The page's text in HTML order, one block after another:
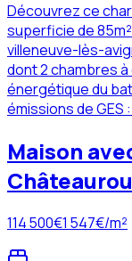
Découvrez ce
superficie de
villeneuve-lès-
dont 2 chambres
énergétique du
émissions de GES :
Maison
114 500€1 547€/m²